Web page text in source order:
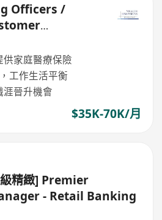
Officers /
家庭醫療保險
工作生活平衡
晉升機會
$35K-70K/月
精緻] Premier
- Retail Banking